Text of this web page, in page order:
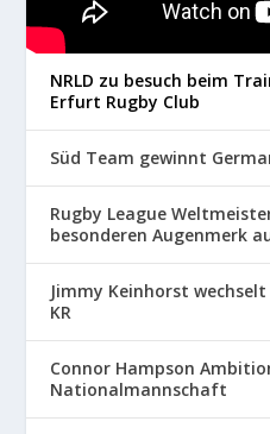
NRLD zu besuch beim
Erfurt Rugby Club
Süd Team gewinnt
Rugby League
besonderen Augenmerk
Jimmy Keinhorst
KR
Connor Hampson
Nationalmannschaft